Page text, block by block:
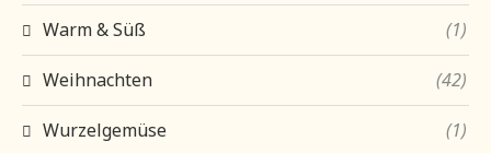
Warm & Süß (1)
Weihnachten (42)
Wurzelgemüse (1)